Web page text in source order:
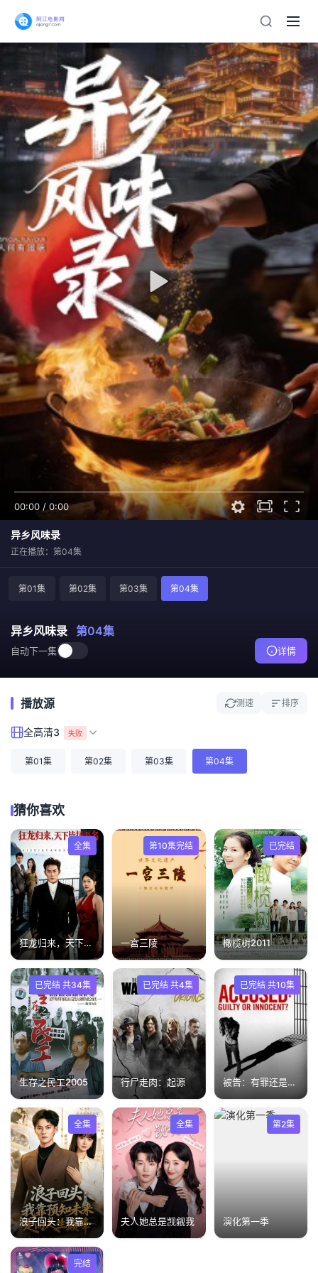
00:00 / 0:00
异乡风味录
正在播放：第04集
第01集 第02集 第03集 第04集
异乡风味录 第04集
自动下一集 详情
播放源 测速 排序
全高清3 失败
第01集 第02集 第03集 第04集
猜你喜欢
全集
狂龙归来，天下皆扬吾名
第10集完结
一宫三陵
已完结
橄榄树2011
已完结 共34集
生存之民工2005
已完结 共4集
行尸走肉：起源
已完结 共10集
被告：有罪还是无辜第三季
全集
浪子回头：我靠预知未来走向人生巅峰
全集
夫人她总是觊觎我
第2集
演化第一季
完结